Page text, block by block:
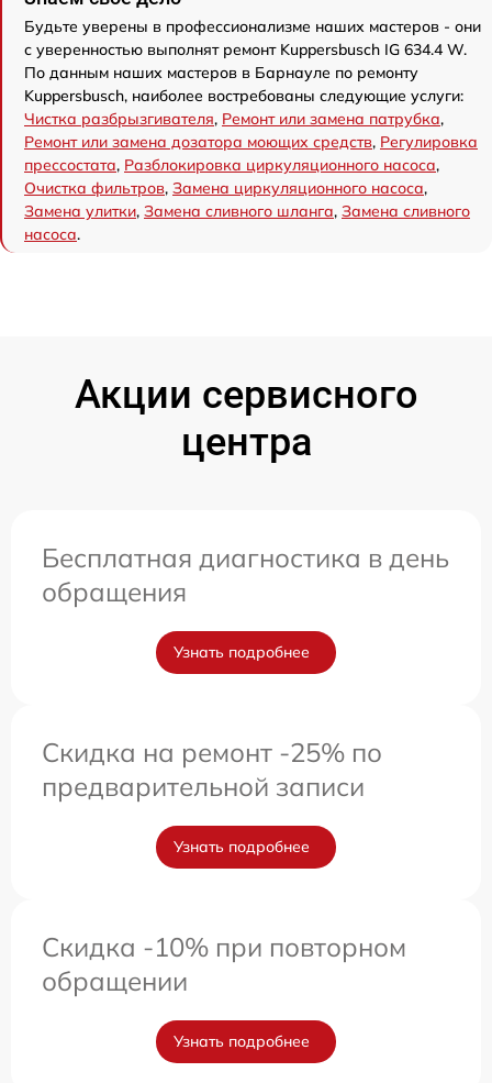
Будьте уверены в профессионализме наших мастеров - они
с уверенностью выполнят ремонт Kuppersbusch IG 634.4 W.
По данным наших мастеров в Барнауле по ремонту
Kuppersbusch, наиболее востребованы следующие услуги:
Чистка разбрызгивателя, Ремонт или замена патрубка,
Ремонт или замена дозатора моющих средств, Регулировка
прессостата, Разблокировка циркуляционного насоса,
Очистка фильтров, Замена циркуляционного насоса,
Замена улитки, Замена сливного шланга, Замена сливного
насоса.
Акции сервисного
центра
Бесплатная диагностика в день
обращения
Узнать подробнее
Скидка на ремонт -25% по
предварительной записи
Узнать подробнее
Скидка -10% при повторном
обращении
Узнать подробнее